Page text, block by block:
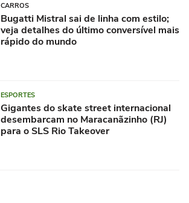
CARROS
Bugatti Mistral sai de linha com estilo;
veja detalhes do último conversível mais
rápido do mundo
ESPORTES
Gigantes do skate street internacional
desembarcam no Maracanãzinho (RJ)
para o SLS Rio Takeover